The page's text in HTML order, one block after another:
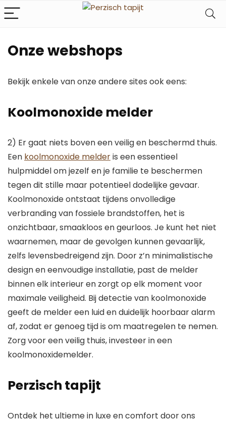
Onze webshops
Bekijk enkele van onze andere sites ook eens:
Koolmonoxide melder
2) Er gaat niets boven een veilig en beschermd thuis.
Een koolmonoxide melderis een essentieel
hulpmiddel om jezelf en je familie te beschermen
tegen dit stille maar potentieel dodelijke gevaar.
Koolmonoxide ontstaat tijdens onvolledige
verbranding van fossiele brandstoffen, het is
onzichtbaar, smaakloos en geurloos. Je kunt het niet
waarnemen, maar de gevolgen kunnen gevaarlijk,
zelfs levensbedreigend zijn. Door z’n minimalistische
design en eenvoudige installatie, past de melder
binnen elk interieur en zorgt op elk moment voor
maximale veiligheid. Bij detectie van koolmonoxide
geeft de melder een luid en duidelijk hoorbaar alarm
af, zodat er genoeg tijd is om maatregelen te nemen.
Zorg voor een veilig thuis, investeer in een
koolmonoxidemelder.
Perzisch tapijt
Ontdek het ultieme in luxe en comfort door ons